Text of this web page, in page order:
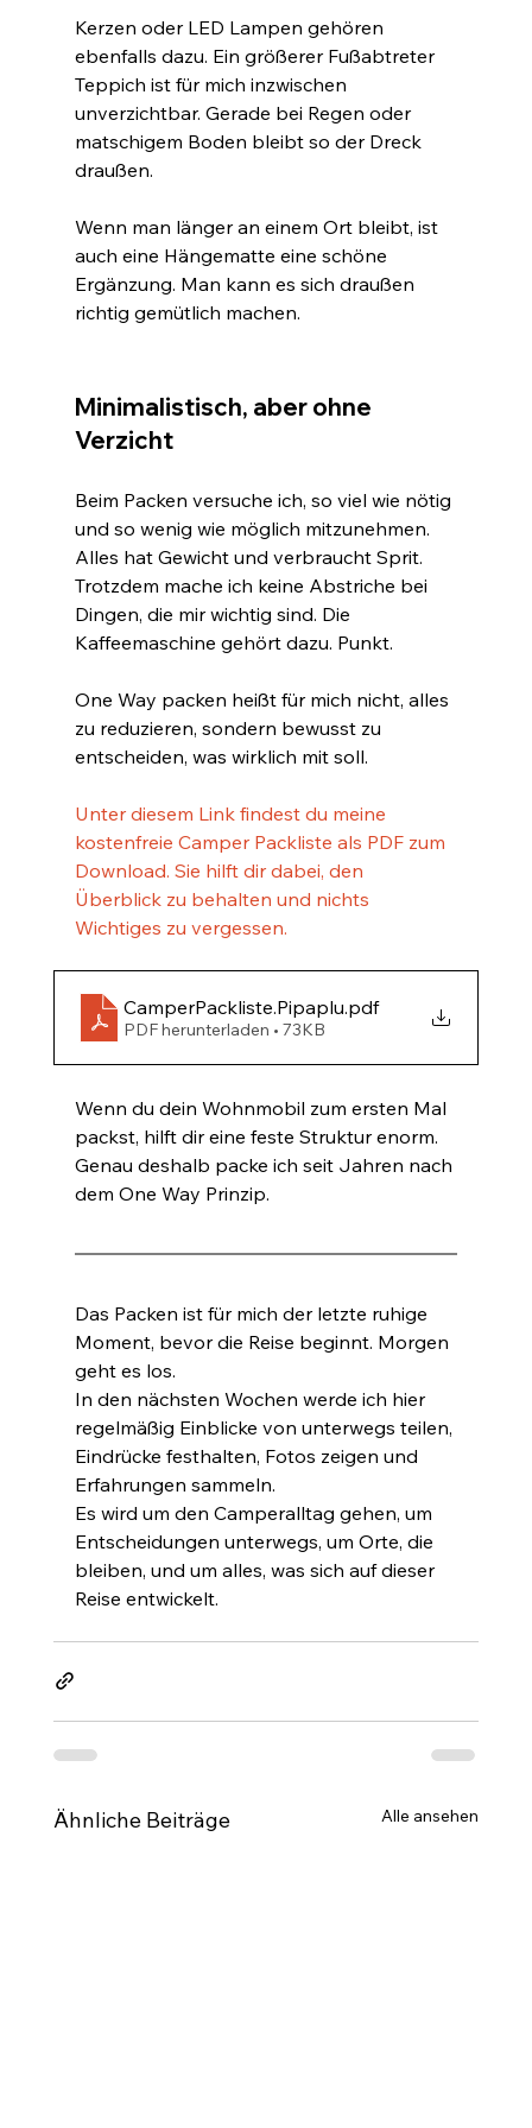
Kerzen oder LED Lampen gehören
ebenfalls dazu. Ein größerer Fußabtreter
Teppich ist für mich inzwischen
unverzichtbar. Gerade bei Regen oder
matschigem Boden bleibt so der Dreck
draußen.
Wenn man länger an einem Ort bleibt, ist
auch eine Hängematte eine schöne
Ergänzung. Man kann es sich draußen
richtig gemütlich machen.
Minimalistisch, aber ohne
Verzicht
Beim Packen versuche ich, so viel wie nötig
und so wenig wie möglich mitzunehmen.
Alles hat Gewicht und verbraucht Sprit.
Trotzdem mache ich keine Abstriche bei
Dingen, die mir wichtig sind. Die
Kaffeemaschine gehört dazu. Punkt.
One Way packen heißt für mich nicht, alles
zu reduzieren, sondern bewusst zu
entscheiden, was wirklich mit soll.
Unter diesem Link findest du meine
kostenfreie Camper Packliste als PDF zum
Download. Sie hilft dir dabei, den
Überblick zu behalten und nichts
Wichtiges zu vergessen.
CamperPackliste.Pipaplu.pdf
PDF herunterladen • 73KB
Wenn du dein Wohnmobil zum ersten Mal
packst, hilft dir eine feste Struktur enorm.
Genau deshalb packe ich seit Jahren nach
dem One Way Prinzip.
Das Packen ist für mich der letzte ruhige
Moment, bevor die Reise beginnt. Morgen
geht es los.
In den nächsten Wochen werde ich hier
regelmäßig Einblicke von unterwegs teilen,
Eindrücke festhalten, Fotos zeigen und
Erfahrungen sammeln.
Es wird um den Camperalltag gehen, um
Entscheidungen unterwegs, um Orte, die
bleiben, und um alles, was sich auf dieser
Reise entwickelt.
Ähnliche Beiträge Alle ansehen